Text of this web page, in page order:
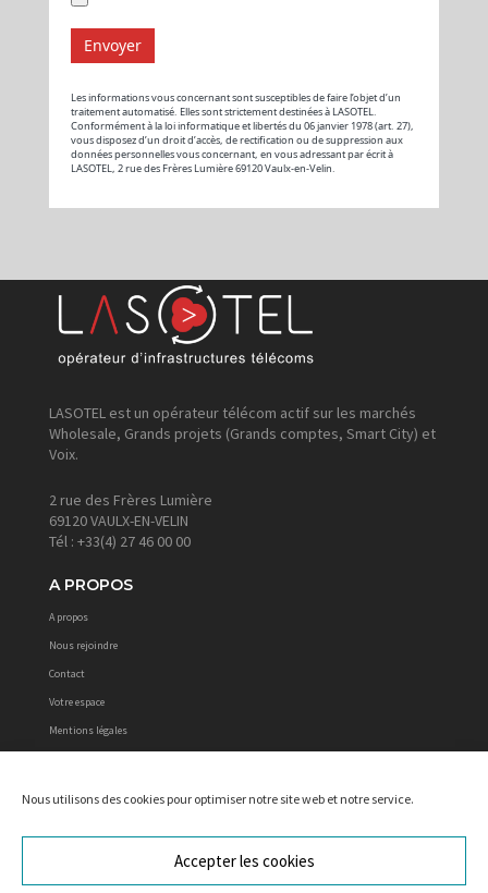
Nous utilisons des cookies pour optimiser notre site web et notre service.
Accepter les cookies
LASOTEL est un opérateur télécom actif sur les marchés
Wholesale, Grands projets (Grands comptes, Smart City) et
Voix.
2 rue des Frères Lumière
69120 VAULX-EN-VELIN
Tél : +33(4) 27 46 00 00
A PROPOS
A propos
Nous rejoindre
Contact
Votre espace
Mentions légales